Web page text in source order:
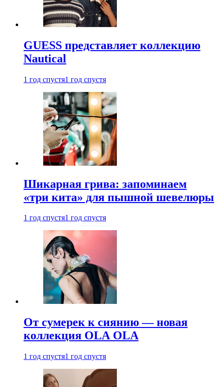
GUESS представляет коллекцию
Nautical
1 год спустя1 год спустя
Шикарная грива: запоминаем
«три кита» для пышной шевелюры
1 год спустя1 год спустя
От сумерек к сиянию — новая
коллекция OLA OLA
1 год спустя1 год спустя